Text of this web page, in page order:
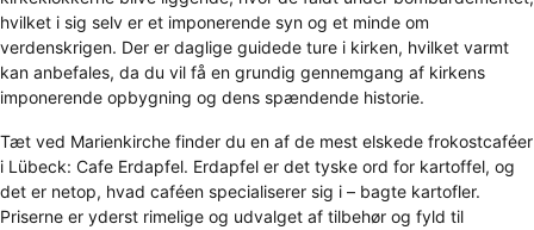
hvilket i sig selv er et imponerende syn og et minde om
verdenskrigen. Der er daglige guidede ture i kirken, hvilket varmt
kan anbefales, da du vil få en grundig gennemgang af kirkens
imponerende opbygning og dens spændende historie.
Tæt ved Marienkirche finder du en af de mest elskede frokostcaféer
i Lübeck: Cafe Erdapfel. Erdapfel er det tyske ord for kartoffel, og
det er netop, hvad caféen specialiserer sig i – bagte kartofler.
Priserne er yderst rimelige og udvalget af tilbehør og fyld til